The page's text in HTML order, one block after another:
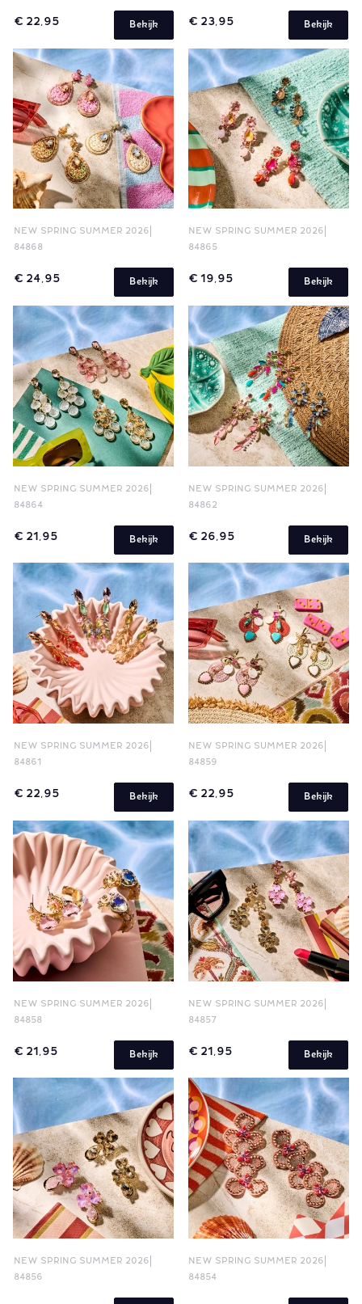
€ 22,95 Bekijk € 23,95 Bekijk
NEW SPRING SUMMER 2026
84868
€ 24,95 Bekijk
NEW SPRING SUMMER 2026
84865
€ 19,95 Bekijk
NEW SPRING SUMMER 2026
84864
€ 21,95 Bekijk
NEW SPRING SUMMER 2026
84862
€ 26,95 Bekijk
NEW SPRING SUMMER 2026
84861
€ 22,95 Bekijk
NEW SPRING SUMMER 2026
84859
€ 22,95 Bekijk
NEW SPRING SUMMER 2026
84858
€ 21,95 Bekijk
NEW SPRING SUMMER 2026
84857
€ 21,95 Bekijk
NEW SPRING SUMMER 2026
84856
NEW SPRING SUMMER 2026
84854